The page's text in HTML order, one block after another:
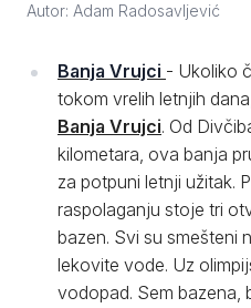
Autor: Adam Radosavljević
Banja Vrujci - Ukoliko
tokom vrelih letnjih
Banja Vrujci. Od
kilometara, ova banja
za potpuni letnji užitak.
raspolaganju stoje tri
bazen. Svi su smešteni
lekovite vode. Uz
vodopad. Sem bazena,